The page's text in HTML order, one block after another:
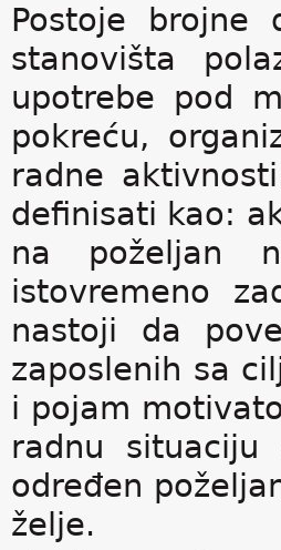
Postoje
stanovišta
upotrebe pod
pokreću,
radne
definisati kao:
na poželjan
istovremeno
nastoji da
zaposlenih sa
i pojam
radnu
određen
želje.